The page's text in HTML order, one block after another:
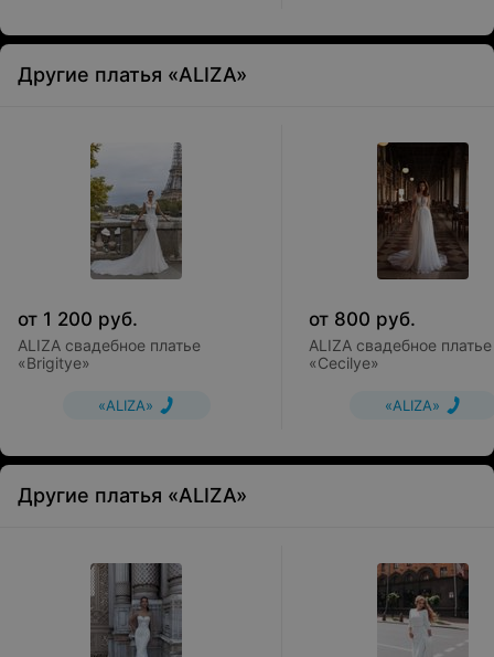
Другие платья «ALIZA»
от 1 200 руб.
ALIZA свадебное платье
«Brigitye»
«ALIZA»
от 800 руб.
ALIZA свадебное платье
«Cecilye»
«ALIZA»
Другие платья «ALIZA»